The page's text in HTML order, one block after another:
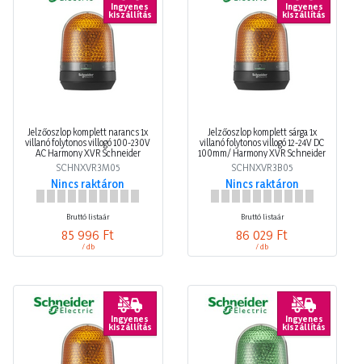
Ingyenes
kiszállítás
Jelzőoszlop komplett narancs 1x
villanó folytonos villogó 100-230V
AC Harmony XVR Schneider
SCHNXVR3M05
Nincs raktáron
Bruttó listaár
85 996 Ft
/ db
Ingyenes
kiszállítás
Jelzőoszlop komplett sárga 1x
villanó folytonos villogó 12-24V DC
100mm/ Harmony XVR Schneider
SCHNXVR3B05
Nincs raktáron
Bruttó listaár
86 029 Ft
/ db
Ingyenes
kiszállítás
Ingyenes
kiszállítás